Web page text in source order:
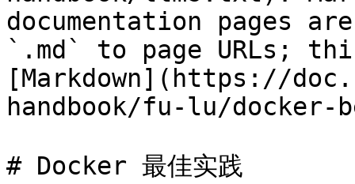
documentation pages
`.md` to page URLs;
[Markdown](https://
handbook/fu-lu/
# Docker 最佳实践